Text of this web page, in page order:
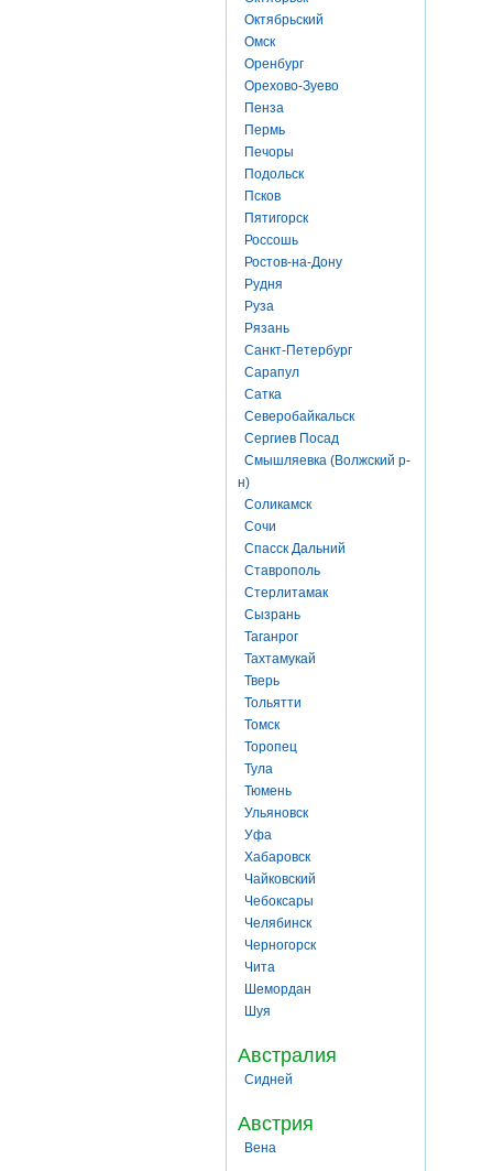
Октябрьский
Омск
Оренбург
Орехово-Зуево
Пенза
Пермь
Печоры
Подольск
Псков
Пятигорск
Россошь
Ростов-на-Дону
Рудня
Руза
Рязань
Санкт-Петербург
Сарапул
Сатка
Северобайкальск
Сергиев Посад
Смышляевка (Волжский р-
н)
Соликамск
Сочи
Спасск Дальний
Ставрополь
Стерлитамак
Сызрань
Таганрог
Тахтамукай
Тверь
Тольятти
Томск
Торопец
Тула
Тюмень
Ульяновск
Уфа
Хабаровск
Чайковский
Чебоксары
Челябинск
Черногорск
Чита
Шемордан
Шуя
Австралия
Сидней
Австрия
Вена